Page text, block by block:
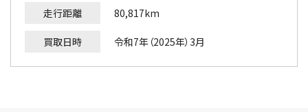
走行距離 80,817km
買取日時 令和7年（2025年）3月